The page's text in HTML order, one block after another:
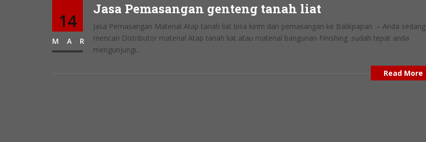
14
MAR
Jasa Pemasangan genteng tanah liat
Jasa Pemasangan Material Atap tanah liat bisa kirim dan pemasangan ke Balikpapan – Anda sedang
mencari Distributor material Atap tanah liat atau material bangunan Finishing .sudah tepat anda
mengunjungi...
Read More